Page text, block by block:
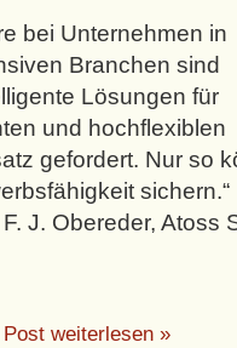
bei Unternehmen in
Branchen sind
Lösungen für
und hochflexiblen
gefordert. Nur so
sichern.“
J. Obereder, Atoss
weiterlesen »